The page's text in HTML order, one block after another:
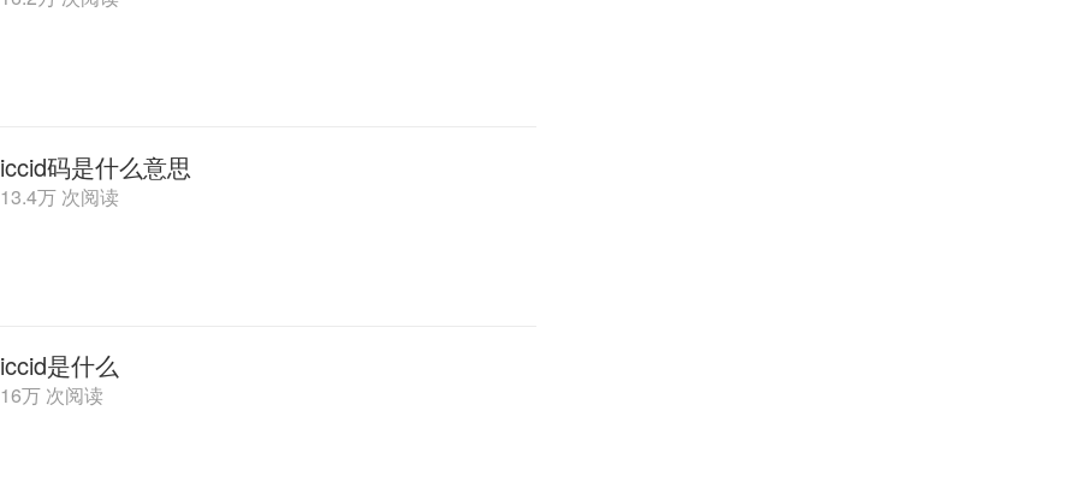
iccid码是什么意思
13.4万 次阅读
iccid是什么
16万 次阅读